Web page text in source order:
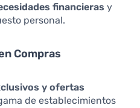
financieras y
personal.
Compras
y ofertas
de establecimientos